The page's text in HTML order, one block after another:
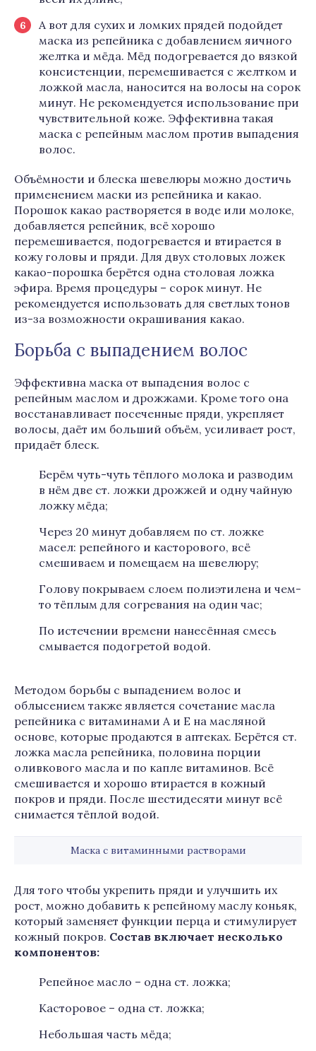
А вот для сухих и ломких прядей подойдет
маска из репейника с добавлением яичного
желтка и мёда. Мёд подогревается до вязкой
консистенции, перемешивается с желтком и
ложкой масла, наносится на волосы на сорок
минут. Не рекомендуется использование при
чувствительной коже. Эффективна такая
маска с репейным маслом против выпадения
волос.
Объёмности и блеска шевелюры можно достичь
применением маски из репейника и какао.
Порошок какао растворяется в воде или молоке,
добавляется репейник, всё хорошо
перемешивается, подогревается и втирается в
кожу головы и пряди. Для двух столовых ложек
какао-порошка берётся одна столовая ложка
эфира. Время процедуры – сорок минут. Не
рекомендуется использовать для светлых тонов
из-за возможности окрашивания какао.
Борьба с выпадением волос
Эффективна маска от выпадения волос с
репейным маслом и дрожжами. Кроме того она
восстанавливает посеченные пряди, укрепляет
волосы, даёт им больший объём, усиливает рост,
придаёт блеск.
Берём чуть-чуть тёплого молока и разводим
в нём две ст. ложки дрожжей и одну чайную
ложку мёда;
Через 20 минут добавляем по ст. ложке
масел: репейного и касторового, всё
смешиваем и помещаем на шевелюру;
Голову покрываем слоем полиэтилена и чем-
то тёплым для согревания на один час;
По истечении времени нанесённая смесь
смывается подогретой водой.
Методом борьбы с выпадением волос и
облысением также является сочетание масла
репейника с витаминами А и Е на масляной
основе, которые продаются в аптеках. Берётся ст.
ложка масла репейника, половина порции
оливкового масла и по капле витаминов. Всё
смешивается и хорошо втирается в кожный
покров и пряди. После шестидесяти минут всё
снимается тёплой водой.
Маска с витаминными растворами
Для того чтобы укрепить пряди и улучшить их
рост, можно добавить к репейному маслу коньяк,
который заменяет функции перца и стимулирует
кожный покров. Состав включает несколько
компонентов:
Репейное масло – одна ст. ложка;
Касторовое – одна ст. ложка;
Небольшая часть мёда;